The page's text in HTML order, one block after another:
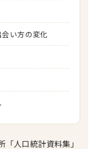
い方の変化
人口統計資料集」